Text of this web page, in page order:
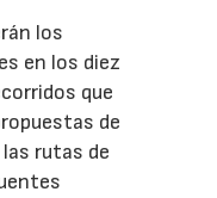
los
en los diez
que
de
rutas de